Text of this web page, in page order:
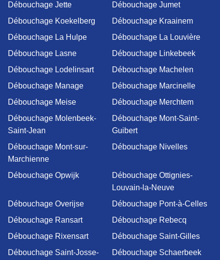
Débouchage Jette
Débouchage Jumet
Débouchage Koekelberg
Débouchage Kraainem
Débouchage La Hulpe
Débouchage La Louvière
Débouchage Lasne
Débouchage Linkebeek
Débouchage Lodelinsart
Débouchage Machelen
Débouchage Manage
Débouchage Marcinelle
Débouchage Meise
Débouchage Merchtem
Débouchage Molenbeek-
Saint-Jean
Débouchage Mont-Saint-
Guibert
Débouchage Mont-sur-
Marchienne
Débouchage Nivelles
Débouchage Opwijk
Débouchage Ottignies-
Louvain-la-Neuve
Débouchage Overijse
Débouchage Pont-à-Celles
Débouchage Ransart
Débouchage Rebecq
Débouchage Rixensart
Débouchage Saint-Gilles
Débouchage Saint-Josse-
Débouchage Schaerbeek